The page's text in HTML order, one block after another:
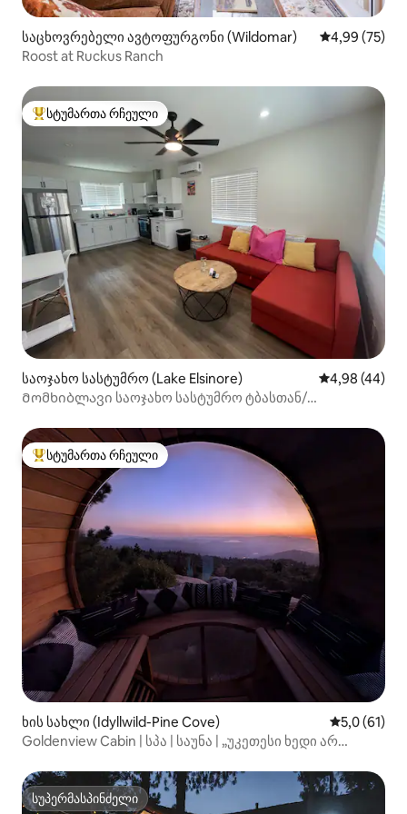
საცხოვრებელი ავტოფურგონი (Wildomar) საშუალო
4,99 (75)
Roost at Ruckus Ranch
სტუმართა რჩეული მოწინავე ვარიანტი
სტუმართა რჩეული
საოჯახო სასტუმრო (Lake Elsinore) საშუალო
4,98 (44)
Მომხიბლავი საოჯახო სასტუმრო ტბასთან/
სტუმართა რჩეული მოწინავე ვარიანტი
სტუმართა რჩეული
ხის სახლი (Idyllwild-Pine Cove) საშუალო
5,0 (61)
Goldenview Cabin | სპა | საუნა | „უკეთესი ხედი არ
სუპერმასპინძელი
სუპერმასპინძელი